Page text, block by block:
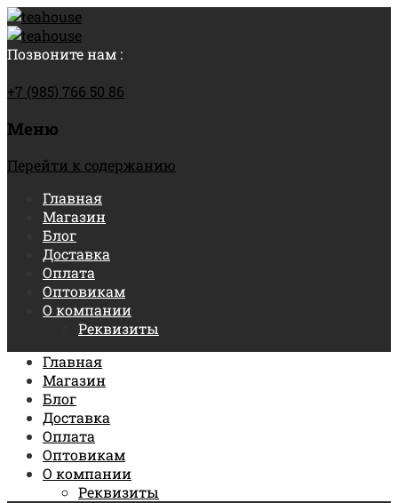
Позвоните нам :
+7 (985) 766 50 86
Меню
Перейти к содержанию
Главная
Магазин
Блог
Доставка
Оплата
Оптовикам
О компании
Реквизиты
Главная
Магазин
Блог
Доставка
Оплата
Оптовикам
О компании
Реквизиты